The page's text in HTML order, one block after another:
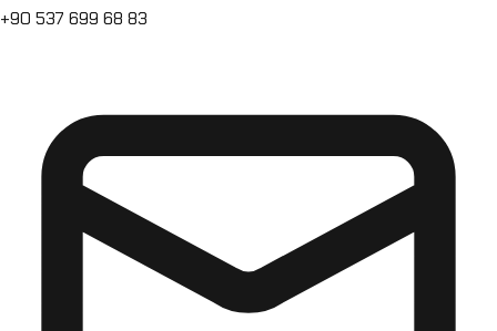
+90 537 699 68 83